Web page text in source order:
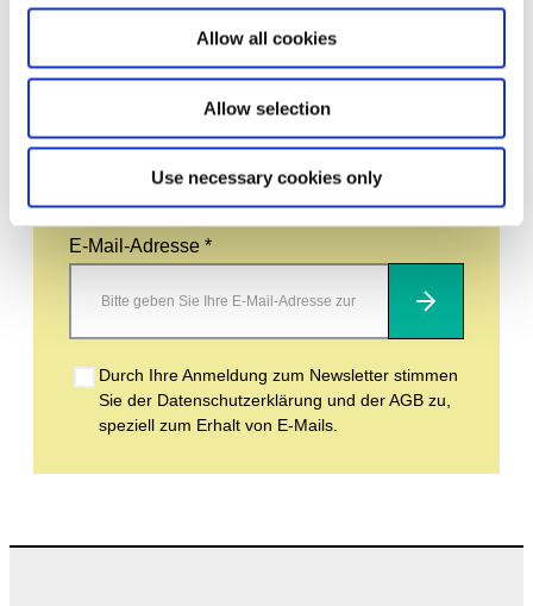
Allow all cookies
Allow selection
Use necessary cookies only
Bleiben Sie auf dem Laufenden und erfahren
Sie mehr über aktuelle Veranstaltungen und
bevorstehende Ausstellungen. Wir freuen uns
auf Ihren nächsten Besuch!
E-Mail-Adresse *
Abonnieren
Durch Ihre Anmeldung zum Newsletter stimmen
Sie der Datenschutzerklärung und der AGB zu,
speziell zum Erhalt von E-Mails.